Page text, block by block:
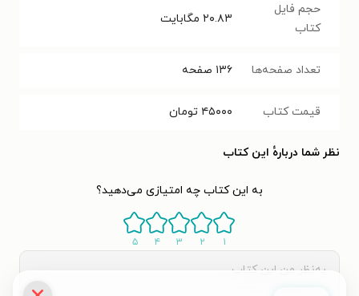
حجم فایل
کتاب
۲۰.۸۳ مگابایت
تعداد صفحه‌ها ۱۳۶ صفحه
قیمت کتاب ۴۵۰۰۰ تومان
نظر شما دربارهٔ این کتاب
به این کتاب چه امتیازی می‌دهید؟
۱ ۲ ۳ ۴ ۵